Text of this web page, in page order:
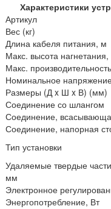
Характеристики
Артикул
Вес (кг)
Длина кабеля питания, м
Макс. высота
Макс.
Номинальное
Размеры (Д x Ш x В) (мм)
Соединение со шлангом
Соединение,
Соединение, напорная
Тип установки
Удаляемые твердые
мм
Электронное
Энергопотребление, Вт